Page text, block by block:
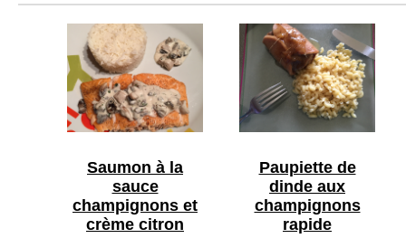
Saumon à la
sauce
champignons et
crème citron
Paupiette de
dinde aux
champignons
rapide